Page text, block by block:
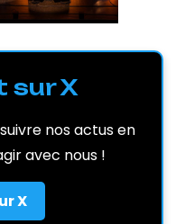
sur X
nos actus en
avec nous !
X